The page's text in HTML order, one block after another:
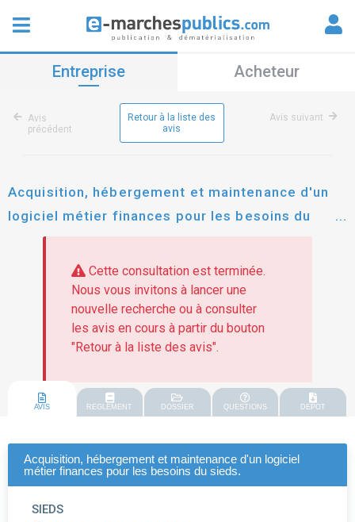
Entreprise Acheteur
Avis
précédent
Retour à la liste des
avis
Avis suivant
Acquisition, hébergement et maintenance d'un
logiciel métier finances pour les besoins du
sieds.
Cette consultation est terminée.
Nous vous invitons à lancer une
nouvelle recherche ou à consulter
les avis en cours à partir du bouton
"Retour à la liste des avis".
AVIS REGLEMENT DOSSIER QUESTIONS DEPOT
Acquisition, hébergement et maintenance d'un logiciel
métier finances pour les besoins du sieds.
SIEDS